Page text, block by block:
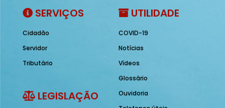
SERVIÇOS
Cidadão
Servidor
Tributário
LEGISLAÇÃO
UTILIDADE
COVID-19
Notícias
Vídeos
Glossário
Ouvidoria